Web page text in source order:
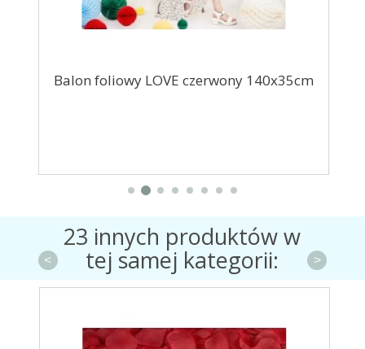
Balon foliowy LOVE czerwony 140x35cm
23 innych produktów w
tej samej kategorii:
< >